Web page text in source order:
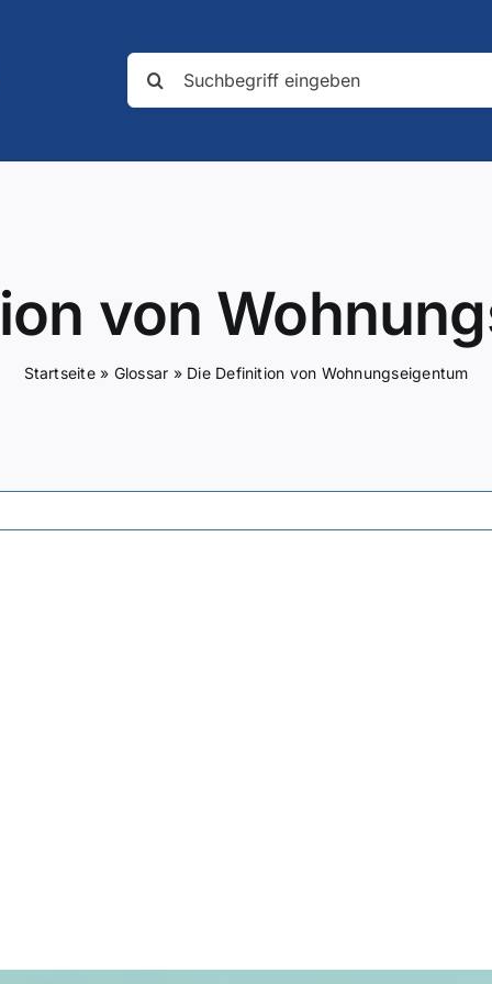
Suche
nach:
von
Startseite» Glossar » Die Definition von Wohnungseigentum